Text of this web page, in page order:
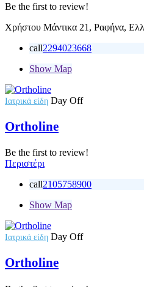
Be the first to review!
Χρήστου Μάντικα 21, Ραφήνα,
call2294023668
Show Map
Ιατρικά είδη Day Off
Ortholine
Be the first to review!
Περιστέρι
call2105758900
Show Map
Ιατρικά είδη Day Off
Ortholine